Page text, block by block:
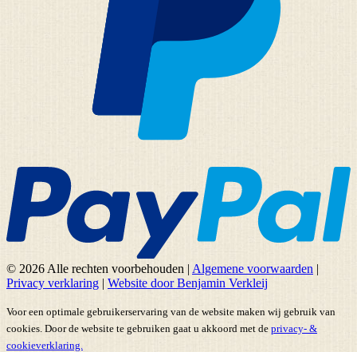
© 2026 Alle rechten voorbehouden | Algemene voorwaarden |
Privacy verklaring | Website door Benjamin Verkleij
Voor een optimale gebruikerservaring van de website maken wij gebruik van
cookies. Door de website te gebruiken gaat u akkoord met de privacy- &
cookieverklaring.